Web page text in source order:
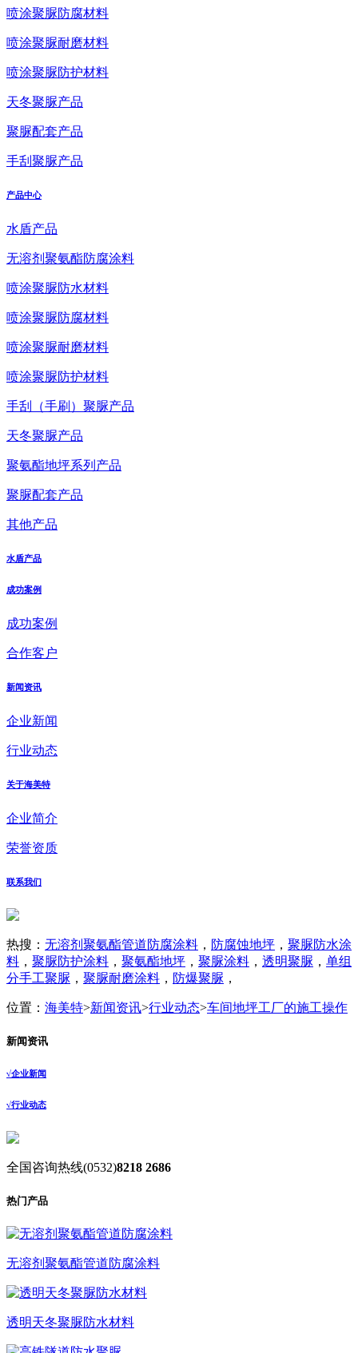
喷涂聚脲防腐材料
喷涂聚脲耐磨材料
喷涂聚脲防护材料
天冬聚脲产品
聚脲配套产品
手刮聚脲产品
产品中心
水盾产品
无溶剂聚氨酯防腐涂料
喷涂聚脲防水材料
喷涂聚脲防腐材料
喷涂聚脲耐磨材料
喷涂聚脲防护材料
手刮（手刷）聚脲产品
天冬聚脲产品
聚氨酯地坪系列产品
聚脲配套产品
其他产品
水盾产品
成功案例
成功案例
合作客户
新闻资讯
企业新闻
行业动态
关于海美特
企业简介
荣誉资质
联系我们
热搜： 无溶剂聚氨酯管道防腐涂料 ， 防腐蚀地坪 ， 聚脲防水涂
料 ， 聚脲防护涂料 ， 聚氨酯地坪 ， 聚脲涂料 ， 透明聚脲 ， 单组
分手工聚脲 ， 聚脲耐磨涂料 ， 防爆聚脲 ，
位置： 海美特>新闻资讯>行业动态>车间地坪工厂的施工操作
新闻资讯
√企业新闻
√行业动态
全国咨询热线(0532)8218 2686
热门产品
无溶剂聚氨酯管道防腐涂料
透明天冬聚脲防水材料